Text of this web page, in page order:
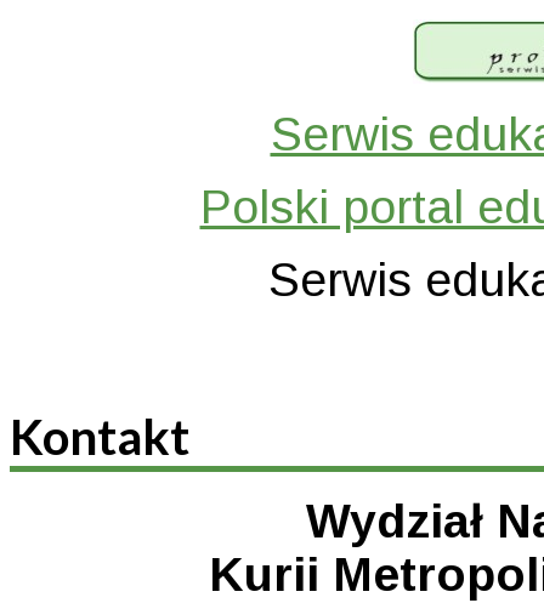
Serwis
Polski portal
Serwis
Kontakt
Wydział
Kurii